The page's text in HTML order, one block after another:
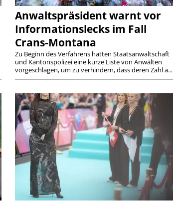
Anwaltspräsident warnt vor
Informationslecks im Fall
Crans-Montana
Zu Beginn des Verfahrens hatten Staatsanwaltschaft
und Kantonspolizei eine kurze Liste von Anwälten
vorgeschlagen, um zu verhindern, dass deren Zahl a...